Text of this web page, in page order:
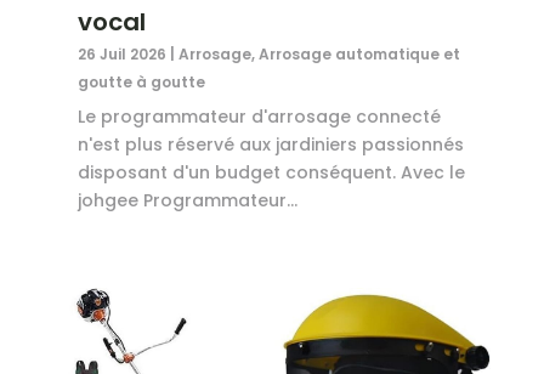
vocal
26 Juil 2026 Arrosage,Arrosage automatique et
goutte à goutte
Le programmateur d'arrosage connecté
n'est plus réservé aux jardiniers passionnés
disposant d'un budget conséquent. Avec le
johgee Programmateur...